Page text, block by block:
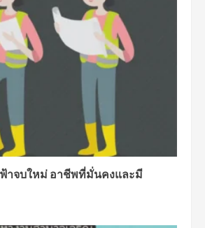
าจบใหม่ อาชีพที่มั่นคงและมี